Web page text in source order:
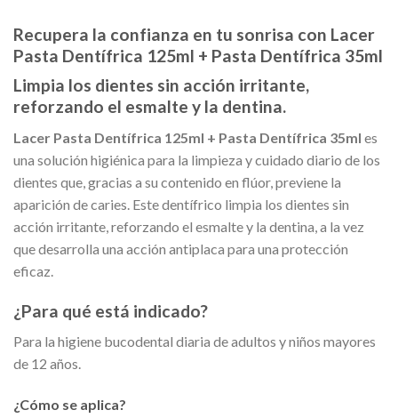
Recupera la confianza en tu sonrisa con Lacer
Pasta Dentífrica 125ml + Pasta Dentífrica 35ml
Limpia los dientes sin acción irritante,
reforzando el esmalte y la dentina.
Lacer Pasta Dentífrica 125ml + Pasta Dentífrica 35ml es
una solución higiénica para la limpieza y cuidado diario de los
dientes que, gracias a su contenido en flúor, previene la
aparición de caries. Este dentífrico limpia los dientes sin
acción irritante, reforzando el esmalte y la dentina, a la vez
que desarrolla una acción antiplaca para una protección
eficaz.
¿Para qué está indicado?
Para la higiene bucodental diaria de adultos y niños mayores
de 12 años.
¿Cómo se aplica?